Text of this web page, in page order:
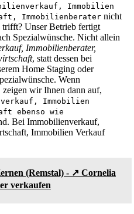
Immobilien
Immobilienberater nicht
Unser Betrieb fertigt
Spezialwünsche. Nicht allein
Immobilienberater,
, statt dessen bei
Home Staging oder
Wenn
wir Ihnen dann auf,
Immobilien
ebenso wie
Bei Immobilienverkauf,
Immobilien Verkauf
(Remstal) - ↗️ Cornelia
verkaufen